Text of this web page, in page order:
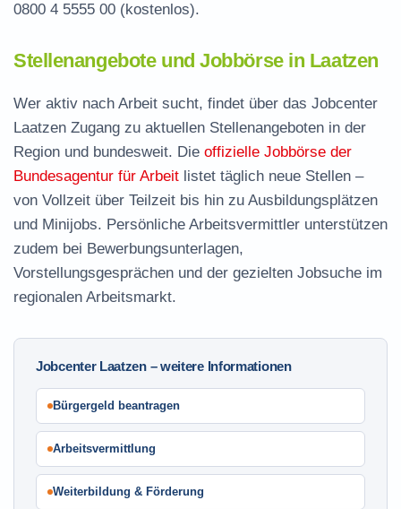
0800 4 5555 00 (kostenlos).
Stellenangebote und Jobbörse in Laatzen
Wer aktiv nach Arbeit sucht, findet über das Jobcenter
Laatzen Zugang zu aktuellen Stellenangeboten in der
Region und bundesweit. Die offizielle Jobbörse der
Bundesagentur für Arbeit listet täglich neue Stellen –
von Vollzeit über Teilzeit bis hin zu Ausbildungsplätzen
und Minijobs. Persönliche Arbeitsvermittler unterstützen
zudem bei Bewerbungsunterlagen,
Vorstellungsgesprächen und der gezielten Jobsuche im
regionalen Arbeitsmarkt.
Jobcenter Laatzen – weitere Informationen
Bürgergeld beantragen
Arbeitsvermittlung
Weiterbildung & Förderung